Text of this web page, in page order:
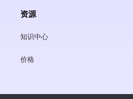
资源
知识中心
价格